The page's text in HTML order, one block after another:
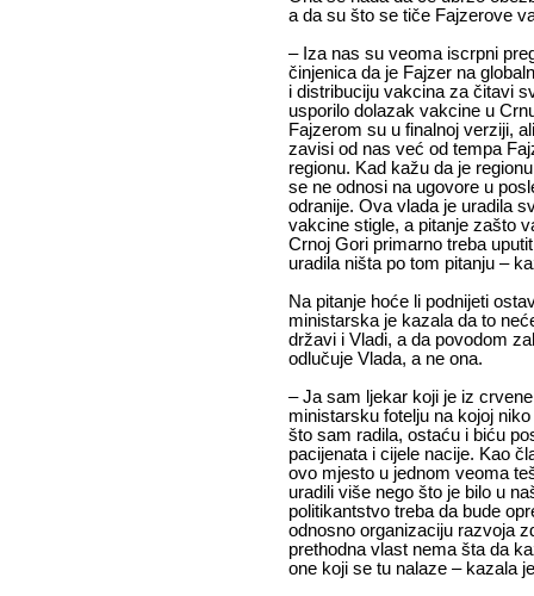
a da su što se tiče Fajzerove
– Iza nas su veoma iscrpni
činjenica da je Fajzer na
i distribuciju vakcina za čitavi
usporilo dolazak vakcine u
Fajzerom su u finalnoj verziji,
zavisi od nas već od tempa
regionu. Kad kažu da je
se ne odnosi na ugovore u
odranije. Ova vlada je uradila
vakcine stigle, a pitanje zašto
Crnoj Gori primarno treba
uradila ništa po tom pitanju –
Na pitanje hoće li podnijeti
ministarska je kazala da to
državi i Vladi, a da povodom
odlučuje Vlada, a ne ona.
– Ja sam ljekar koji je iz
ministarsku fotelju na kojoj
što sam radila, ostaću i biću
pacijenata i cijele nacije. Kao
ovo mjesto u jednom veoma
uradili više nego što je bilo u
politikantstvo treba da bude
odnosno organizaciju razvoja
prethodna vlast nema šta da
one koji se tu nalaze – kazala